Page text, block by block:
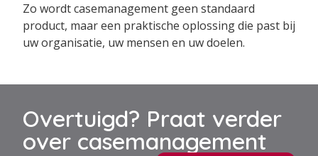
Zo wordt casemanagement geen standaard
product, maar een praktische oplossing die past bij
uw organisatie, uw mensen en uw doelen.
Overtuigd? Praat verder
over casemanagement